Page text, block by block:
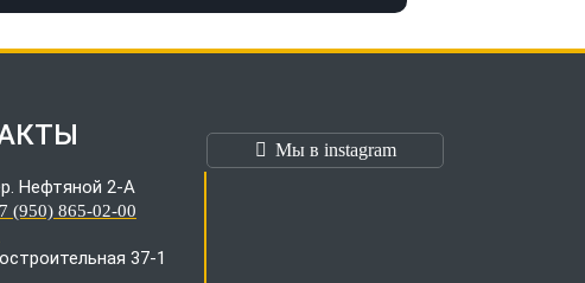
Нефтяной 2-А
(950) 865-02-00
37-1
Мы в instagram